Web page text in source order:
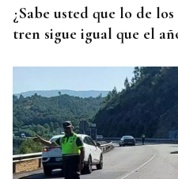
¿Sabe usted que lo de
tren sigue igual que el